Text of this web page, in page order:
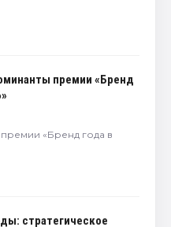
премии «Бренд
«Бренд года в
стратегическое